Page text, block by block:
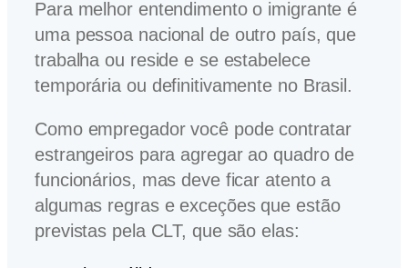
Para melhor entendimento o imigrante é
uma pessoa nacional de outro país, que
trabalha ou reside e se estabelece
temporária ou definitivamente no Brasil.
Como empregador você pode contratar
estrangeiros para agregar ao quadro de
funcionários, mas deve ficar atento a
algumas regras e exceções que estão
previstas pela CLT, que são elas: